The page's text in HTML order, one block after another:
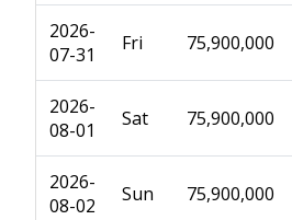
2026-
07-31
Fri 75,900,000
2026-
08-01
Sat 75,900,000
2026-
08-02
Sun 75,900,000